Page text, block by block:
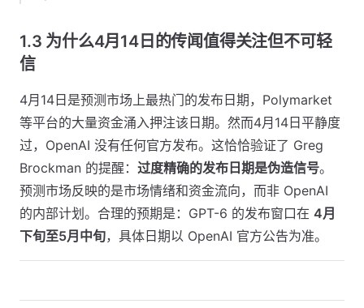
1.3 为什么4月14日的传闻值得关注但不可轻
信
4月14日是预测市场上最热门的发布日期，Polymarket
等平台的大量资金涌入押注该日期。然而4月14日平静度
过，OpenAI 没有任何官方发布。这恰恰验证了 Greg
Brockman 的提醒： 过度精确的发布日期是伪造信号。
预测市场反映的是市场情绪和资金流向，而非 OpenAI
的内部计划。合理的预期是：GPT-6 的发布窗口在 4月
下旬至5月中旬，具体日期以 OpenAI 官方公告为准。